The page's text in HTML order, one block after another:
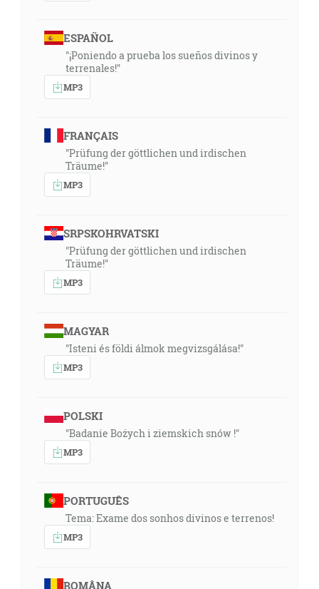
ESPAÑOL
"¡Poniendo a prueba los sueños divinos y
terrenales!"
MP3
FRANÇAIS
"Prüfung der göttlichen und irdischen
Träume!"
MP3
SRPSKOHRVATSKI
"Prüfung der göttlichen und irdischen
Träume!"
MP3
MAGYAR
"Isteni és földi álmok megvizsgálása!"
MP3
POLSKI
"Badanie Bożych i ziemskich snów !"
MP3
PORTUGUÊS
Tema: Exame dos sonhos divinos e terrenos!
MP3
ROMÂNA